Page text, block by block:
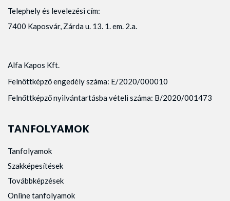
Telephely és levelezési cím:
7400 Kaposvár, Zárda u. 13. 1. em. 2.a.
Alfa Kapos Kft.
Felnőttképző engedély száma: E/2020/000010
Felnőttképző nyilvántartásba vételi száma: B/2020/001473
TANFOLYAMOK
Tanfolyamok
Szakképesítések
Továbbképzések
Online tanfolyamok